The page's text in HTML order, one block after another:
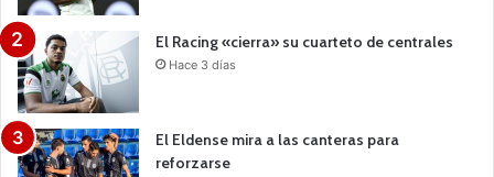
El Racing «cierra» su cuarteto de centrales
Hace 3 días
El Eldense mira a las canteras para
reforzarse